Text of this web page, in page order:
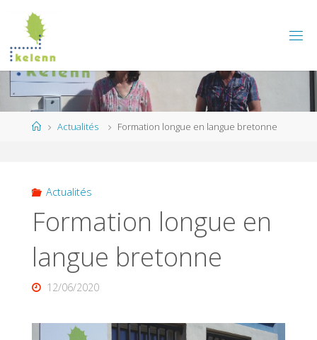
content
HomeActualités Formation longue en langue bretonne
Actualités
Formation longue en
langue bretonne
12/06/2020